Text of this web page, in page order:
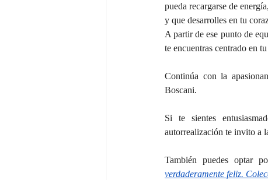
pueda recargarse de
y que desarrolles en tu
A partir de ese punto de
te encuentras centrado en
Continúa con la
Boscani.
Si te sientes
autorrealización te invito a
También puedes optar
verdaderamente feliz.